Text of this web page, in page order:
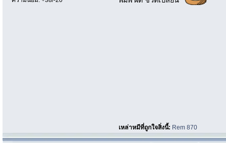
เหล่าหมีที่ถูกใจสิ่งนี้: Rem 870